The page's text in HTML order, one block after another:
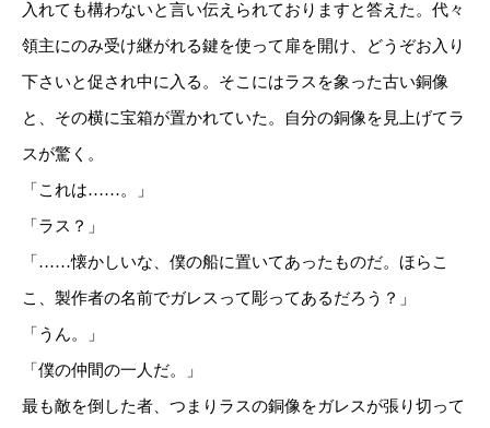
入れても構わないと言い伝えられておりますと答えた。代々
領主にのみ受け継がれる鍵を使って扉を開け、どうぞお入り
下さいと促され中に入る。そこにはラスを象った古い銅像
と、その横に宝箱が置かれていた。自分の銅像を見上げてラ
スが驚く。
「これは……。」
「ラス？」
「……懐かしいな、僕の船に置いてあったものだ。ほらこ
こ、製作者の名前でガレスって彫ってあるだろう？」
「うん。」
「僕の仲間の一人だ。」
最も敵を倒した者、つまりラスの銅像をガレスが張り切って